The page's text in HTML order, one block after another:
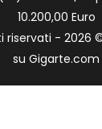
10.200,00 Euro
riservati - 2026
su Gigarte.com